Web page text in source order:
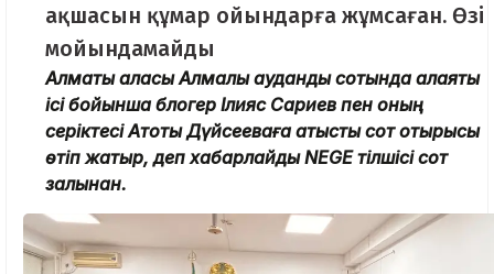
ақшасын құмар ойындарға жұмсаған. Өзі
мойындамайды
Алматы қаласы Алмалы аудандық сотында алаяқтық
ісі бойынша блогер Ілияс Сариев пен оның
серіктесі Ақтоты Дүйсееваға қатысты сот отырысы
өтіп жатыр, деп хабарлайды NEGE тілшісі сот
залынан.